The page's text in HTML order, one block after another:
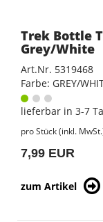
Trek Bottle
Grey/White
Art.Nr. 5319468
Farbe: GREY/
lieferbar in 3-7
pro Stück (inkl.
7,99 EUR
zum Artikel